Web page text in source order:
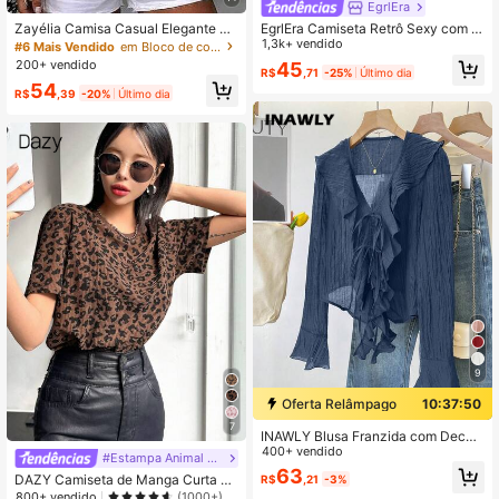
Zayélia Camisa Casual Elegante e
Simples de Tecido Liso para Verão
Feminina, Camisa de Trabalho
#6 Mais Vendido
em Bloco de cores Blusas Femininas
200+ vendido
R$54 ,39 -20% Último dia
7
#Estampa Animal Clássica
DAZY Camiseta de Manga Curta G
ola Redonda com Estampa de Onça
EgrlEra
EgrlEra Camiseta Retrô Sexy com O
mbros à Mostra e Cintura Marcada
para Mulheres
1,3k+ vendido
R$45 ,71 -25% Último dia
9
Oferta Relâmpago
10:37:49
INAWLY Blusa Franzida com Decot
e em V Francês
400+ vendido
R$63 ,21 -3%